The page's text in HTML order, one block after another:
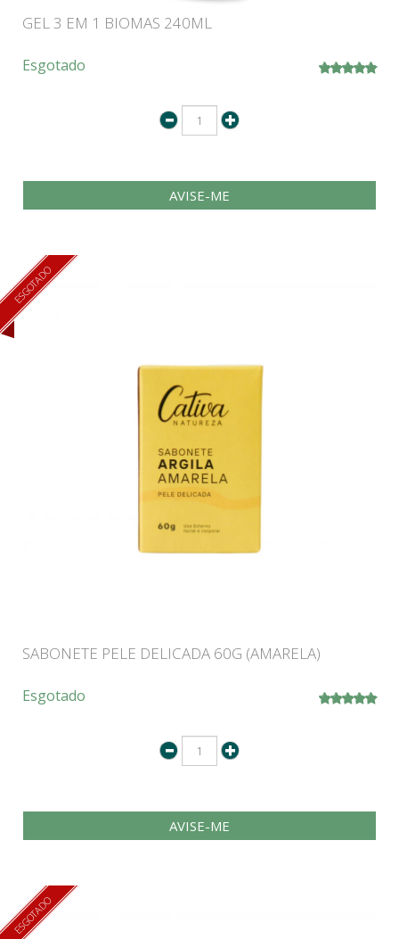
GEL 3 EM 1 BIOMAS 240ML
Esgotado
AVISE-ME
ESGOTADO
SABONETE PELE DELICADA 60G (AMARELA)
Esgotado
AVISE-ME
ESGOTADO